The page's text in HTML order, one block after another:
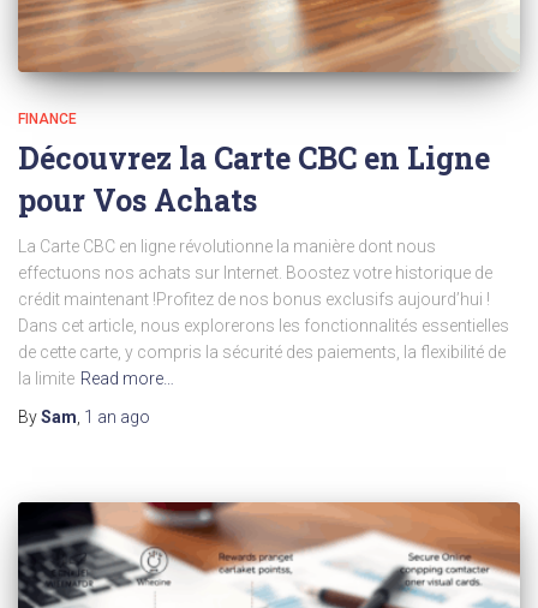
FINANCE
Découvrez la Carte CBC en Ligne
pour Vos Achats
La Carte CBC en ligne révolutionne la manière dont nous
effectuons nos achats sur Internet. Boostez votre historique de
crédit maintenant !Profitez de nos bonus exclusifs aujourd’hui !
Dans cet article, nous explorerons les fonctionnalités essentielles
de cette carte, y compris la sécurité des paiements, la flexibilité de
la limite Read more…
BySam 1 an ago